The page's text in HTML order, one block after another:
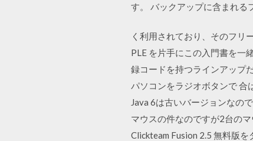
す。 バックアップに含まれる
く利用されており、そのフリ
PLE を片手にこの入門書を一
録コードを持つラインアップ
パソコンをラジオボタンで 合
Java 6は古いバージョンなの
マウスの件なのですが2台の
Clickteam Fusion 2.5 無料版